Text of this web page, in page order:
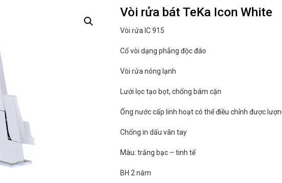
Vòi rửa bát TeKa Icon White
Vòi rửa IC 915
Cổ vòi dạng phẳng độc đáo
Vòi rửa nóng lạnh
Lưới lọc tạo bọt, chống bám cặn
Ống nước cấp linh hoạt có thể điều chỉnh được
Chống in dấu vân tay
Màu: trắng bạc – tinh tế
BH 2 năm